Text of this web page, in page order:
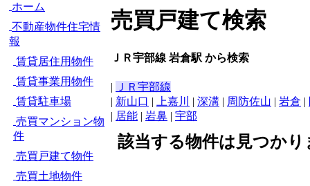
ホーム
不動産物件住宅情
報
賃貸居住用物件
賃貸事業用物件
賃貸駐車場
売買マンション物
件
売買戸建て物件
売買土地物件
売買戸建て検索
ＪＲ宇部線 岩倉駅 から検索
|
ＪＲ宇部線
| 新山口 | 上嘉川 | 深溝 | 周防佐山 | 岩倉 |
| 居能 | 岩鼻 | 宇部
該当する物件は見つか